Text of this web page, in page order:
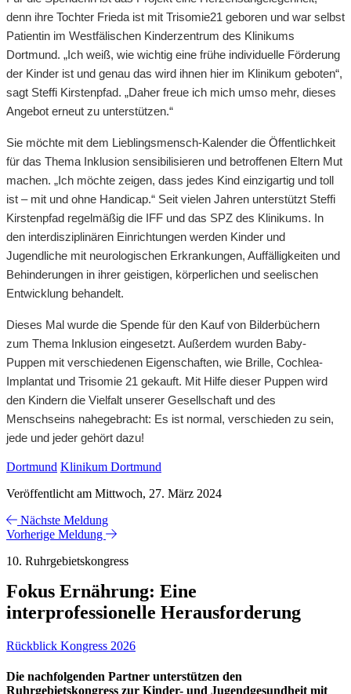
denn ihre Tochter Frieda ist mit Trisomie21 geboren und war selbst
Patientin im Westfälischen Kinderzentrum des Klinikums
Dortmund. „Ich weiß, wie wichtig eine frühe individuelle Förderung
der Kinder ist und genau das wird ihnen hier im Klinikum geboten“,
sagt Steffi Kirstenpfad. „Daher freue ich mich umso mehr, dieses
Angebot erneut zu unterstützen.“
Sie möchte mit dem Lieblingsmensch-Kalender die Öffentlichkeit
für das Thema Inklusion sensibilisieren und betroffenen Eltern Mut
machen. „Ich möchte zeigen, dass jedes Kind einzigartig und toll
ist – mit und ohne Handicap.“ Seit vielen Jahren unterstützt Steffi
Kirstenpfad regelmäßig die IFF und das SPZ des Klinikums. In
den interdisziplinären Einrichtungen werden Kinder und
Jugendliche mit neurologischen Erkrankungen, Auffälligkeiten und
Behinderungen in ihrer geistigen, körperlichen und seelischen
Entwicklung behandelt.
Dieses Mal wurde die Spende für den Kauf von Bilderbüchern
zum Thema Inklusion eingesetzt. Außerdem wurden Baby-
Puppen mit verschiedenen Eigenschaften, wie Brille, Cochlea-
Implantat und Trisomie 21 gekauft. Mit Hilfe dieser Puppen wird
den Kindern die Vielfalt unserer Gesellschaft und des
Menschseins nahegebracht: Es ist normal, verschieden zu sein,
jede und jeder gehört dazu!
Dortmund Klinikum Dortmund
Veröffentlicht am Mittwoch, 27. März 2024
Nächste Meldung
Vorherige Meldung
10. Ruhrgebietskongress
Fokus Ernährung: Eine
interprofessionelle Herausforderung
Rückblick Kongress 2026
Die nachfolgenden Partner unterstützen den
Ruhrgebietskongress zur Kinder- und Jugendgesundheit mit